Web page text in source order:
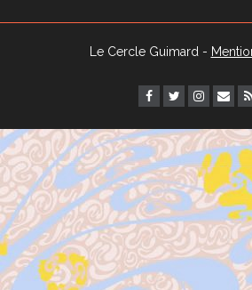
Le Cercle Guimard -